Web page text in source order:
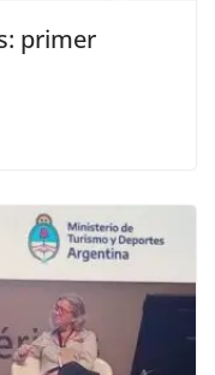
primer